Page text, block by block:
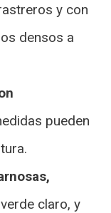
y con
densos a
pueden
claro, y